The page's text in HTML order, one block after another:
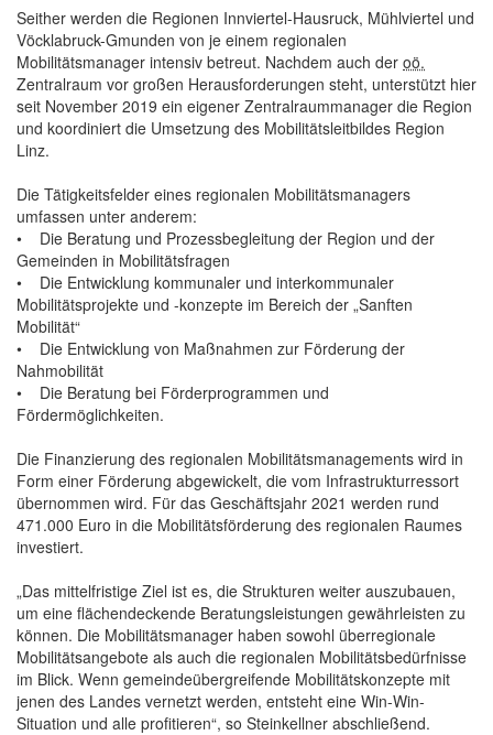
Seither werden die Regionen Innviertel-Hausruck, Mühlviertel und
Vöcklabruck-Gmunden von je einem regionalen
Mobilitätsmanager intensiv betreut. Nachdem auch der oö.
Zentralraum vor großen Herausforderungen steht, unterstützt hier
seit November 2019 ein eigener Zentralraummanager die Region
und koordiniert die Umsetzung des Mobilitätsleitbildes Region
Linz.
Die Tätigkeitsfelder eines regionalen Mobilitätsmanagers
umfassen unter anderem:
• Die Beratung und Prozessbegleitung der Region und der
Gemeinden in Mobilitätsfragen
• Die Entwicklung kommunaler und interkommunaler
Mobilitätsprojekte und -konzepte im Bereich der „Sanften
Mobilität“
• Die Entwicklung von Maßnahmen zur Förderung der
Nahmobilität
• Die Beratung bei Förderprogrammen und
Fördermöglichkeiten.
Die Finanzierung des regionalen Mobilitätsmanagements wird in
Form einer Förderung abgewickelt, die vom Infrastrukturressort
übernommen wird. Für das Geschäftsjahr 2021 werden rund
471.000 Euro in die Mobilitätsförderung des regionalen Raumes
investiert.
„Das mittelfristige Ziel ist es, die Strukturen weiter auszubauen,
um eine flächendeckende Beratungsleistungen gewährleisten zu
können. Die Mobilitätsmanager haben sowohl überregionale
Mobilitätsangebote als auch die regionalen Mobilitätsbedürfnisse
im Blick. Wenn gemeindeübergreifende Mobilitätskonzepte mit
jenen des Landes vernetzt werden, entsteht eine Win-Win-
Situation und alle profitieren“, so Steinkellner abschließend.